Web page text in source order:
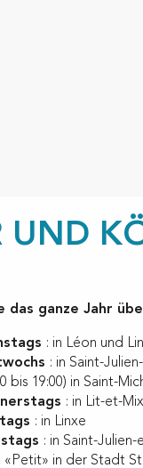
UND
das ganze Jahr
: in Léon und
: in Saint-
bis 19:00) in Saint-
: in Lit-et-
: in Linxe
: in Saint-
«Petit» in der Stadt